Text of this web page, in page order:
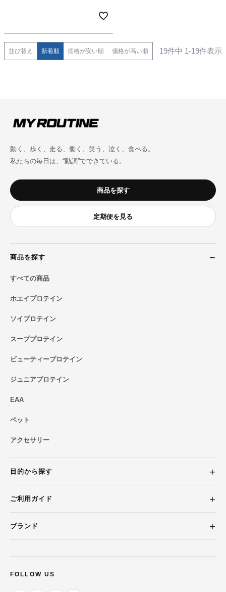
並び替え 新着順 価格が安い順 価格が高い順 19件中 1-19件表示
動く、歩く、走る、働く、笑う、泣く、食べる。
私たちの毎日は、“動詞”でできている。
商品を探す
定期便を見る
商品を探す
すべての商品
ホエイプロテイン
ソイプロテイン
スーププロテイン
ビューティープロテイン
ジュニアプロテイン
EAA
ペット
アクセサリー
目的から探す
ご利用ガイド
ブランド
FOLLOW US